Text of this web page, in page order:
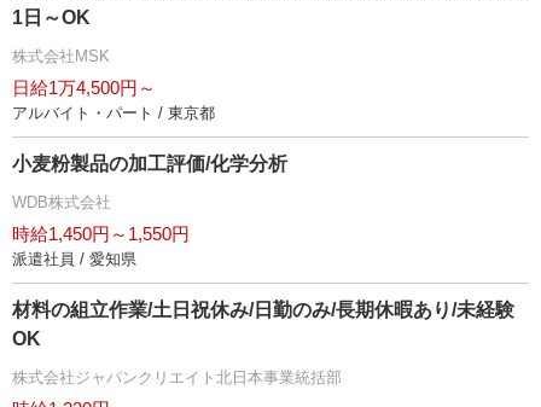
1日～OK
株式会社MSK
日給1万4,500円～
アルバイト・パート / 東京都
小麦粉製品の加工評価/化学分析
WDB株式会社
時給1,450円～1,550円
派遣社員 / 愛知県
材料の組立作業/土日祝休み/日勤のみ/長期休暇あり/未経験
OK
株式会社ジャパンクリエイト北日本事業統括部